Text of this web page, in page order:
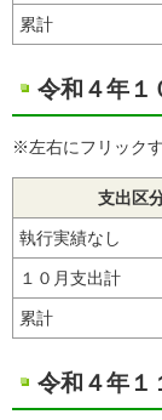
累計
令和４年１
※左右にフリック
支出区
執行実績なし
１０月支出計
累計
令和４年１